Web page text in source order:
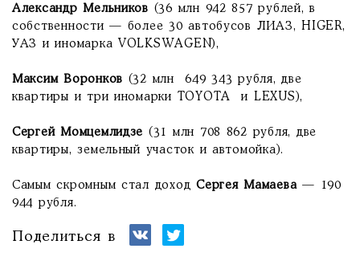
Александр Мельников (36 млн 942 857 рублей, в
собственности — более 30 автобусов ЛИАЗ, HIGER,
УАЗ и иномарка VOLKSWAGEN),
Максим Воронков (32 млн 649 343 рубля, две
квартиры и три иномарки TOYOTA и LEXUS),
Сергей Момцемлидзе (31 млн 708 862 рубля, две
квартиры, земельный участок и автомойка).
Самым скромным стал доходСергея Мамаева— 190
944 рубля.
Поделиться в